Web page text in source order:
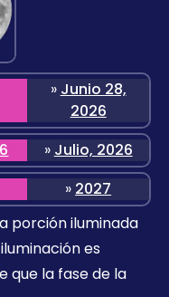
» Junio 28,
2026
» Julio, 2026
» 2027
porción iluminada
es
que la fase de la